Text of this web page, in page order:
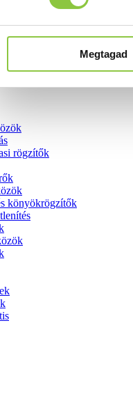
Megtagad
rögzítők
könyökrögzítők